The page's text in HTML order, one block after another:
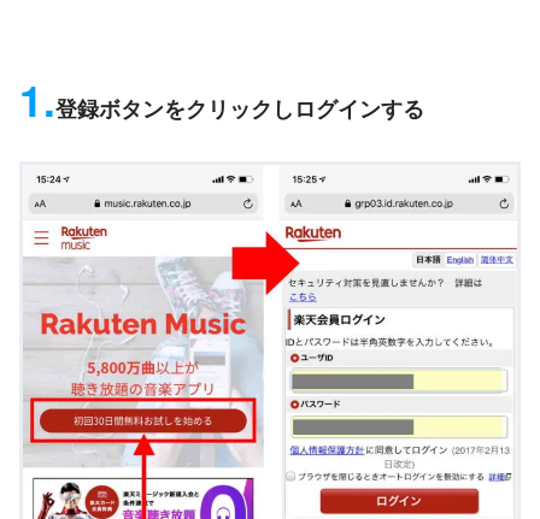
1.登録ボタンをクリックしログインする